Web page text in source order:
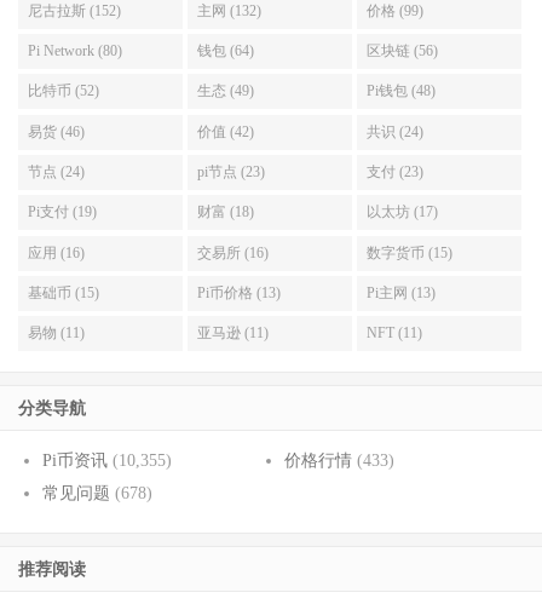
尼古拉斯 (152) 主网 (132) 价格 (99)
Pi Network (80) 钱包 (64) 区块链 (56)
比特币 (52) 生态 (49) Pi钱包 (48)
易货 (46) 价值 (42) 共识 (24)
节点 (24) pi节点 (23) 支付 (23)
Pi支付 (19) 财富 (18) 以太坊 (17)
应用 (16) 交易所 (16) 数字货币 (15)
基础币 (15) Pi币价格 (13) Pi主网 (13)
易物 (11) 亚马逊 (11) NFT (11)
分类导航
Pi币资讯 (10,355) 价格行情(433)
常见问题 (678)
推荐阅读